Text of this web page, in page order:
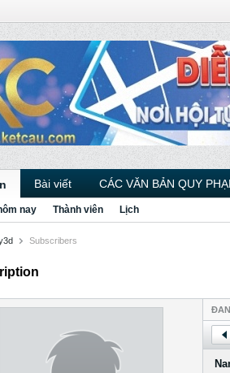
Bài viết CÁC VĂN BẢN QUY
nay Thành viên Lịch
Subscribers